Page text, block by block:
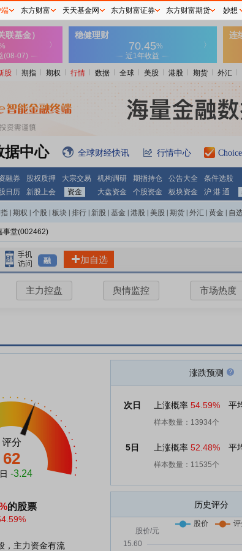
股 期指 期权 行情 数据 全球 美股 港股 期货 外汇
据中心 全球财经快讯 行情中心
融券 股权质押 大宗交易 机构调研 期指持仓 公告大全 条件选股
日历 新股上会 资金 大盘资金 个股资金 板块资金 沪 港 通
期权 个股 板块 排行 新股 基金 港股 美股 期货 外汇 黄金 自
事堂(002462)
融 加自选
主力控盘 舆情监控 市场热度
评分
62
-3.24
的股票
，主力资金有流
涨跌预测
次日 上涨概率 54.59% 平
样本数量：13934个
5日 上涨概率 52.48% 平
样本数量：11535个
历史评分
东方财富 天天基金网 东方财富证券 东方财富期货 妙想